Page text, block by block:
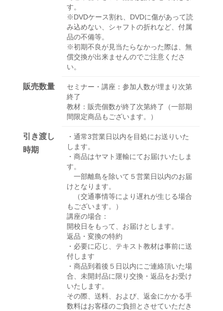
す。
※DVDケース割れ、DVDに傷があって読
み込めない、シャフトの折れなど、付属
品の不備等。
※初期不良が見当たらなかった際は、無
償交換が出来ませんのでご注意くださ
い。
販売数量
セミナー・講座：参加人数が埋まり次第
終了
教材：販売個数が終了次第終了（一部期
間限定商品もございます。）
引き渡し
時期
・通常3営業日以内を目処にお送りいた
します。
・商品はヤマト運輸にてお届けいたしま
す。
一部離島を除いて５営業日以内のお届
けとなります。
（交通事情等により遅れが生じる場合
もございます。）
講座の場合：
開校日をもって、お届けとします。
返品・変換の特約
・必要に応じ、テキスト教材は事前に送
付します
・商品到着後５日以内にご連絡頂いた場
合、未開封品に限り交換・返品をお受け
いたします。
その際、送料、および、返金にかかる手
数料はお客様のご負担とさせていただき